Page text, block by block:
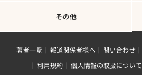
その他
著者一覧 報道関係者様へ 問い合わせ
利用規約
個人情報の取扱について